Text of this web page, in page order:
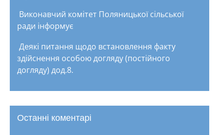
Виконавчий комітет Поляницької сільської
ради інформує
Деякі питання щодо встановлення факту
здійснення особою догляду (постійного
догляду) дод.8.
Останні коментарі